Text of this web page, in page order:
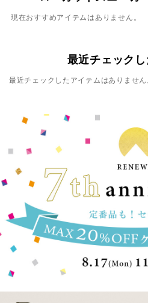
現在おすすめアイテムはありません。
最近チェック
最近チェックしたアイテムはありません